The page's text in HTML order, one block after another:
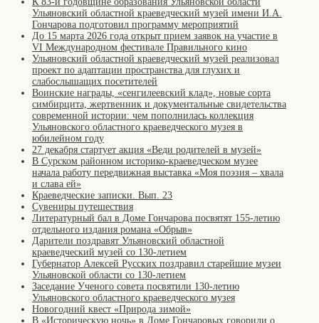
Ульяновский областной краеведческий музей имени И.А.
Гончарова подготовил программу мероприятий
До 15 марта 2026 года открыт прием заявок на участие в
VI Международном фестивале Правильного кино
Ульяновский областной краеведческий музей реализовал
проект по адаптации пространства для глухих и
слабослышащих посетителей
Воинские награды, «сенгилеевский клад», новые сорта
симбирцита, жертвенник и документальные свидетельства
современной истории: чем пополнилась коллекция
Ульяновского областного краеведческого музея в
юбилейном году
27 декабря стартует акция «Веди родителей в музей»
В Сурском районном историко-краеведческом музее
начала работу передвижная выставка «Моя поэзия – хвала
и слава ей»
Краеведческие записки. Вып. 23
Сувениры путешествия
Литературный бал в Доме Гончарова посвятят 155-летию
отдельного издания романа «Обрыв»
Дарители поздравят Ульяновский областной
краеведческий музей со 130-летием
Губернатор Алексей Русских поздравил старейшие музеи
Ульяновской области со 130-летием
Заседание Ученого совета посвятили 130-летию
Ульяновского областного краеведческого музея
Новогодний квест «Природа зимой»
В «Историческую ночь» в Доме Гончаровых говорили о